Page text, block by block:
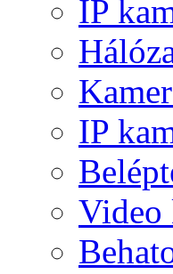
IP
IP
Video